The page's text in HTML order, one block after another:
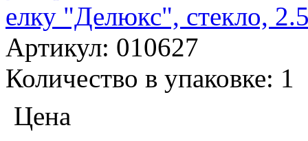
елку "Делюкс", стекло,
Артикул: 010627
Количество в упаковке: 1
Цена